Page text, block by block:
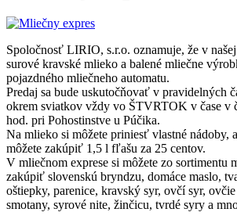
Spoločnosť LIRIO, s.r.o. oznamuje, že v
surové kravské mlieko a balené mliečne
pojazdného mliečneho automatu.
Predaj sa bude uskutočňovať v pravidelných
okrem sviatkov vždy vo ŠTVRTOK v čase v
hod. pri Pohostinstve u Púčika.
Na mlieko si môžete priniesť vlastné nádoby,
môžete zakúpiť 1,5 l fľašu za 25 centov.
V mliečnom exprese si môžete zo sortimentu
zakúpiť slovenskú bryndzu, domáce maslo,
oštiepky, parenice, kravský syr, ovčí syr,
smotany, syrové nite, žinčicu, tvrdé syry a